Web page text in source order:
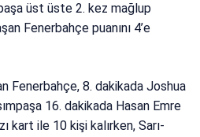
üst üste 2. kez mağlup
Fenerbahçe puanını 4’e
Fenerbahçe, 8. dakikada Joshua
16. dakikada Hasan Emre
kart ile 10 kişi kalırken, Sarı-